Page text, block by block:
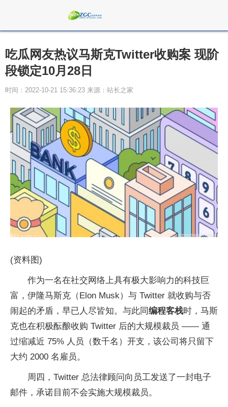
吃瓜网友热议马斯克Twitter收购案 现阶
段锁定10月28日
时间：2022-10-21 15:36:23 来源：站长之家
(资料图)
作为一名在社交网络上具有极大影响力的科技巨
富，伊隆马斯克（Elon Musk）与 Twitter 就收购与否
闹起的矛盾，早已人尽皆知。与此同编程客栈时，马斯
克也在积极酝酿收购 Twitter 后的大规模裁员 —— 通
过缩减近 75% 人员（数千名）开支，该公司将只留下
大约 2000 名雇员。
周四，Twitter 总法律顾问向员工发送了一封电子
邮件，承诺目前不会实施大规模裁员。